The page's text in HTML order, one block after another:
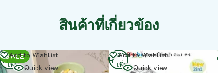
สินค้าที่เกี่ยวข้อง
SALE
Add to Wishlist
Quick view
อ่าน
เพิ่ม
Add to Wishlist
Quick view
อ่าน
เพิ่ม